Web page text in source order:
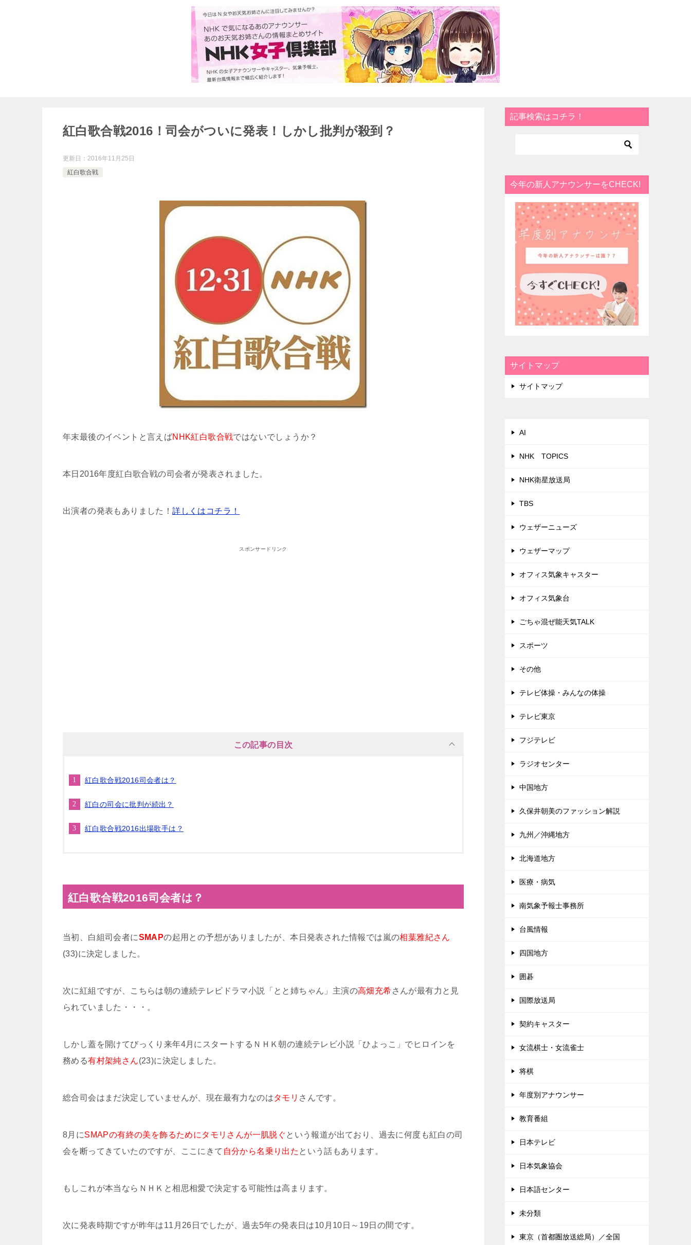
紅白歌合戦2016！司会がついに発表！しかし批判が殺到？
更新日： 2016年11月25日
紅白歌合戦
年末最後のイベントと言えばNHK紅白歌合戦ではないでしょうか？
本日2016年度紅白歌合戦の司会者が発表されました。
出演者の発表もありました！詳しくはコチラ！
スポンサードリンク
この記事の目次
紅白歌合戦2016司会者は？
紅白の司会に批判が続出？
紅白歌合戦2016出場歌手は？
紅白歌合戦2016司会者は？
当初、白組司会者にSMAPの起用との予想がありましたが、本日発表された情報では嵐の相葉雅紀さん
(33)に決定しました。
次に紅組ですが、こちらは朝の連続テレビドラマ小説「とと姉ちゃん」主演の高畑充希さんが最有力と見
られていました・・・。
しかし蓋を開けてびっくり来年4月にスタートするＮＨＫ朝の連続テレビ小説「ひよっこ」でヒロインを
務める有村架純さん(23)に決定しました。
総合司会はまだ決定していませんが、現在最有力なのはタモリ さんです。
8月にSMAPの有終の美を飾るためにタモリさんが一肌脱ぐという報道が出ており、過去に何度も紅白の司
会を断ってきていたのですが、ここにきて 自分から名乗り出た という話もあります。
もしこれが本当ならＮＨＫと相思相愛で決定する可能性は高まります。
次に発表時期ですが昨年は11月26日でしたが、過去5年の発表日は10月10日～19日の間です。
記事検索はコチラ！
今年の新人アナウンサーをCHECK!
サイトマップ
サイトマップ
AI
NHK TOPICS
NHK衛星放送局
TBS
ウェザーニューズ
ウェザーマップ
オフィス気象キャスター
オフィス気象台
ごちゃ混ぜ能天気TALK
スポーツ
その他
テレビ体操・みんなの体操
テレビ東京
フジテレビ
ラジオセンター
中国地方
久保井朝美のファッション解説
九州／沖縄地方
北海道地方
医療・病気
南気象予報士事務所
台風情報
四国地方
囲碁
国際放送局
契約キャスター
女流棋士・女流雀士
将棋
年度別アナウンサー
教育番組
日本テレビ
日本気象協会
日本語センター
未分類
東京（首都圏放送総局）／全国